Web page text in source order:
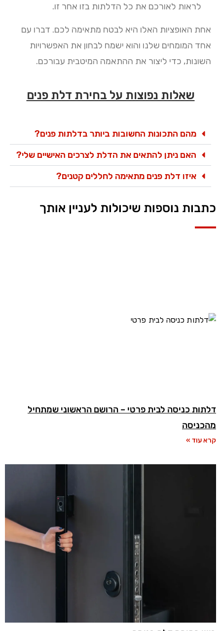
לראות לאורכם את כל הדלתות בזו אחר זו.
אחת האופציות האלו היא לבטח מתאימה לכם. דברו עם
אחד המומחים שלנו והוא ישמח לבחון את האפשרויות
השונות, כדי ליצור את ההתאמה המיטבית עבורכם.
שאלות נפוצות על בחירת דלת פנים
מהם התכונות החשובות ביותר בדלתות פנים?
האם ניתן להתאים את הדלת לצרכים האישיים שלי?
איזו דלת פנים מתאימה לחללים קטנים?
כתבות נוספות שיכולות לעניין אותך
דלתות כניסה לבית פרטי – הרושם הראשוני שמתחיל
מהכניסה
קרא עוד »